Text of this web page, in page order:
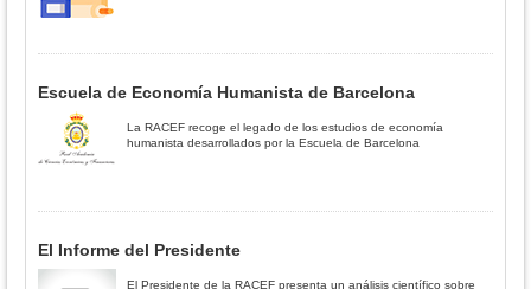
Escuela de Economía Humanista de Barcelona
La RACEF recoge el legado de los estudios de economía
humanista desarrollados por la Escuela de Barcelona
El Informe del Presidente
El Presidente de la RACEF presenta un análisis científico sobre